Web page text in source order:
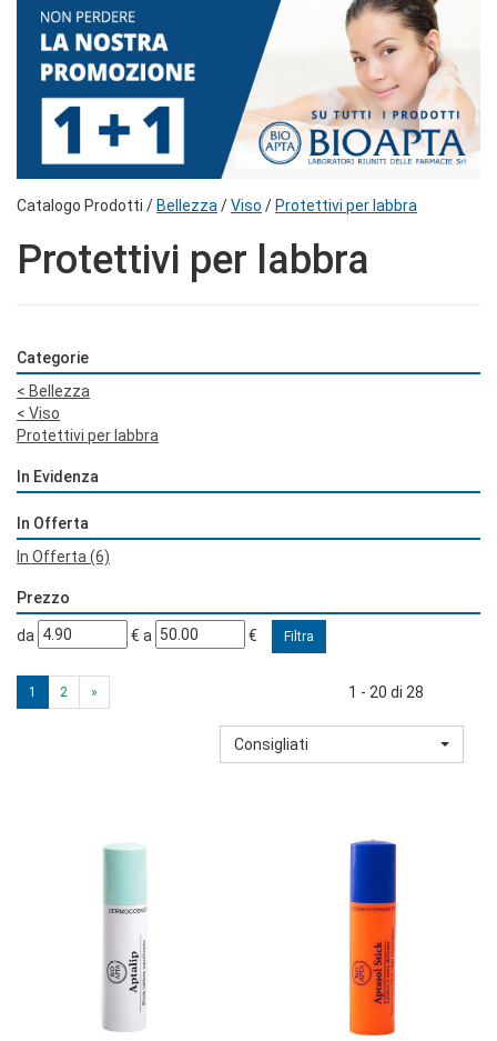
Catalogo Prodotti /Bellezza /Viso /Protettivi per labbra
Protettivi per labbra
Categorie
< Bellezza
< Viso
Protettivi per labbra
In Evidenza
In Offerta
In Offerta (6)
Prezzo
filtra
da € filtra
a €
1 2 » 1 - 20 di 28
Consigliati